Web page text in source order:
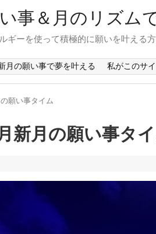
事＆月のリズム
ギーを使って積極的に願いを叶える
月の願い事で夢を叶える 私がこのサ
願い事タイム
新月の願い事タ